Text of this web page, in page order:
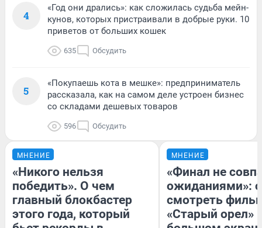
4
«Год они дрались»: как сложилась судьба мейн-
кунов, которых пристраивали в добрые руки. 10
приветов от больших кошек
635 Обсудить
5
«Покупаешь кота в мешке»: предприниматель
рассказала, как на самом деле устроен бизнес
со складами дешевых товаров
596 Обсудить
МНЕНИЕ
«Никого нельзя
победить». О чем
главный блокбастер
этого года, который
МНЕНИЕ
«Финал не
ожиданиями»:
смотреть
«Старый орел»